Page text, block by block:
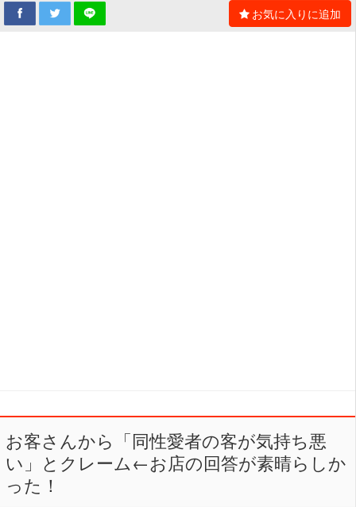
お気に入りに追加
お客さんから「同性愛者の客が気持ち悪
い」とクレーム←お店の回答が素晴らしか
った！